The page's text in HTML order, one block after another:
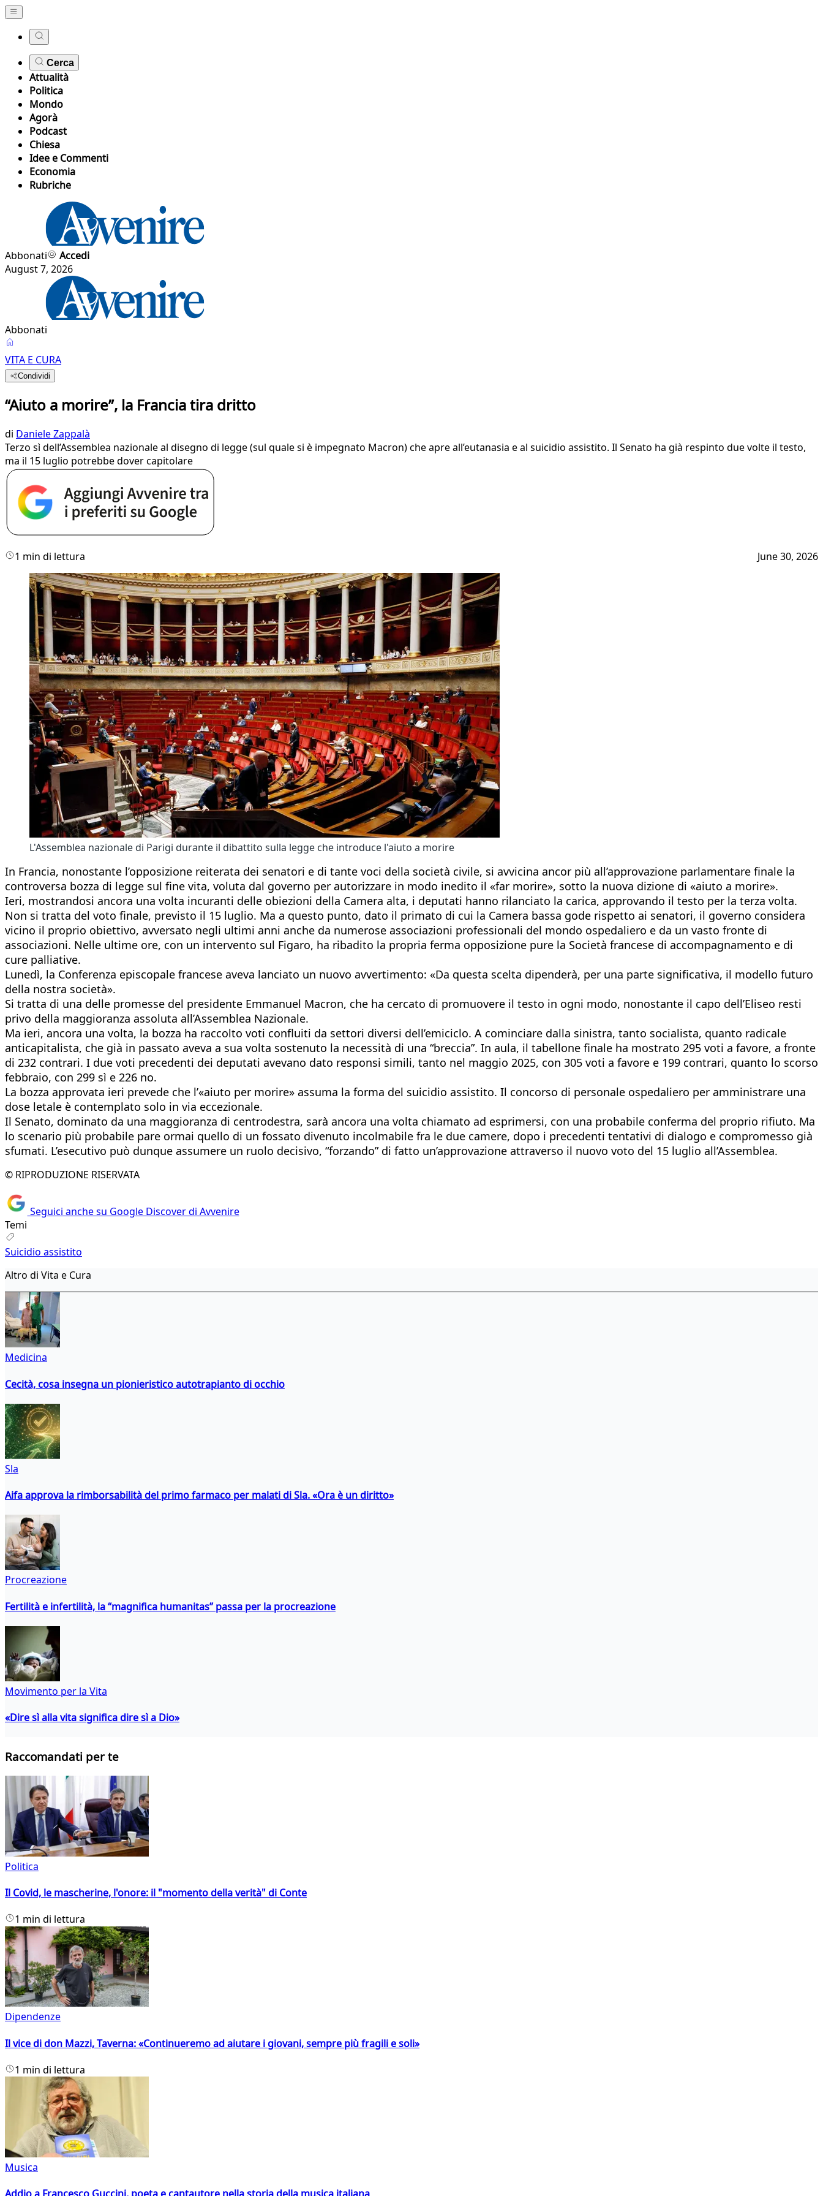
Cerca
Attualità
Politica
Mondo
Agorà
Podcast
Chiesa
Idee e Commenti
Economia
Rubriche
Abbonati
Accedi
August 7, 2026
Abbonati
VITA E CURA
Condividi
“Aiuto a morire”, la Francia tira dritto
di Daniele Zappalà
Terzo sì dell’Assemblea nazionale al disegno di legge (sul quale si è impegnato Macron) che apre all’eutanasia e al suicidio assistito. Il Senato ha già respinto due volte il testo,
ma il 15 luglio potrebbe dover capitolare
1 min di lettura June 30, 2026
L'Assemblea nazionale di Parigi durante il dibattito sulla legge che introduce l'aiuto a morire
In Francia, nonostante l’opposizione reiterata dei senatori e di tante voci della società civile, si avvicina ancor più all’approvazione parlamentare finale la
controversa bozza di legge sul fine vita, voluta dal governo per autorizzare in modo inedito il «far morire», sotto la nuova dizione di «aiuto a morire».
Ieri, mostrandosi ancora una volta incuranti delle obiezioni della Camera alta, i deputati hanno rilanciato la carica, approvando il testo per la terza volta.
Non si tratta del voto finale, previsto il 15 luglio. Ma a questo punto, dato il primato di cui la Camera bassa gode rispetto ai senatori, il governo considera
vicino il proprio obiettivo, avversato negli ultimi anni anche da numerose associazioni professionali del mondo ospedaliero e da un vasto fronte di
associazioni. Nelle ultime ore, con un intervento sul Figaro, ha ribadito la propria ferma opposizione pure la Società francese di accompagnamento e di
cure palliative.
Lunedì, la Conferenza episcopale francese aveva lanciato un nuovo avvertimento: «Da questa scelta dipenderà, per una parte significativa, il modello futuro
della nostra società».
Si tratta di una delle promesse del presidente Emmanuel Macron, che ha cercato di promuovere il testo in ogni modo, nonostante il capo dell’Eliseo resti
privo della maggioranza assoluta all’Assemblea Nazionale.
Ma ieri, ancora una volta, la bozza ha raccolto voti confluiti da settori diversi dell’emiciclo. A cominciare dalla sinistra, tanto socialista, quanto radicale
anticapitalista, che già in passato aveva a sua volta sostenuto la necessità di una “breccia”. In aula, il tabellone finale ha mostrato 295 voti a favore, a fronte
di 232 contrari. I due voti precedenti dei deputati avevano dato responsi simili, tanto nel maggio 2025, con 305 voti a favore e 199 contrari, quanto lo scorso
febbraio, con 299 sì e 226 no.
La bozza approvata ieri prevede che l’«aiuto per morire» assuma la forma del suicidio assistito. Il concorso di personale ospedaliero per amministrare una
dose letale è contemplato solo in via eccezionale.
Il Senato, dominato da una maggioranza di centrodestra, sarà ancora una volta chiamato ad esprimersi, con una probabile conferma del proprio rifiuto. Ma
lo scenario più probabile pare ormai quello di un fossato divenuto incolmabile fra le due camere, dopo i precedenti tentativi di dialogo e compromesso già
sfumati. L’esecutivo può dunque assumere un ruolo decisivo, “forzando” di fatto un’approvazione attraverso il nuovo voto del 15 luglio all’Assemblea.
© RIPRODUZIONE RISERVATA
Seguici anche su Google Discover di Avvenire
Temi
Suicidio assistito
Altro di Vita e Cura
Medicina
Cecità, cosa insegna un pionieristico autotrapianto di occhio
Sla
Aifa approva la rimborsabilità del primo farmaco per malati di Sla. «Ora è un diritto»
Procreazione
Fertilità e infertilità, la “magnifica humanitas” passa per la procreazione
Movimento per la Vita
«Dire sì alla vita significa dire sì a Dio»
Raccomandati per te
Politica
Il Covid, le mascherine, l'onore: il "momento della verità" di Conte
1 min di lettura
Dipendenze
Il vice di don Mazzi, Taverna: «Continueremo ad aiutare i giovani, sempre più fragili e soli»
1 min di lettura
Musica